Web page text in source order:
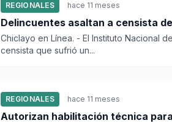
REGIONALES hace 11 meses
Delincuentes
Chiclayo en Línea. - El Instituto Nacional
censista que sufrió un...
REGIONALES hace 11 meses
Autorizan habilitación técnica